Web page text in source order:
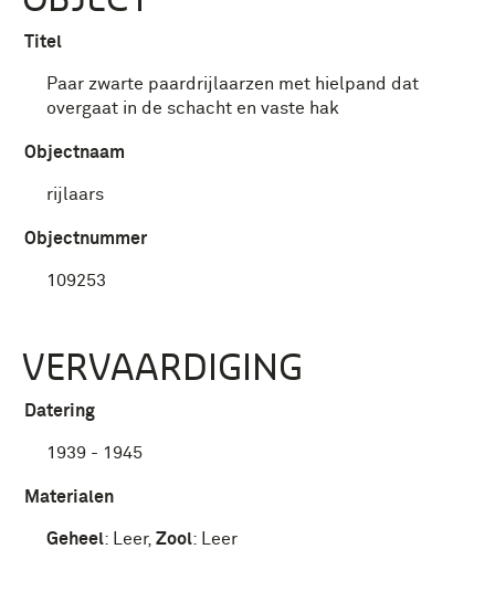
Titel
Paar zwarte paardrijlaarzen met hielpand dat
overgaat in de schacht en vaste hak
Objectnaam
rijlaars
Objectnummer
109253
VERVAARDIGING
Datering
1939 - 1945
Materialen
Geheel: Leer, Zool: Leer